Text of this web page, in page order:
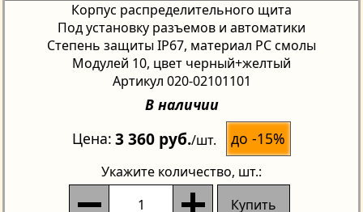
Корпус распределительного щита
Под установку разъемов и автоматики
Степень защиты IP67, материал PC смолы
Модулей 10, цвет черный+желтый
Артикул 020-02101101
В наличии
Цена 3 360 руб./шт. до -15%
Укажите количество, шт.:
Купить